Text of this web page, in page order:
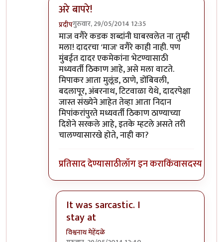
अरे बापरे!
प्रदीपगुरुवार, 29/05/2014 12:35
In reply toदादरकरांनी माज दाखवायचे दिवस
माज वगैरे कडक शब्दांनी घाबरवलेत ना तुम्ही
मला! दादरचा 'माज' वगैरे काही नाही. पण
मुंबईत दादर एकमेकांना भेटण्यासाठी
मध्यवर्ती ठिकाण आहे, असे मला वाटते.
मिपाकर आता मुलूंड, ठाणे, डोंबिवली,
बदलापूर, अंबरनाथ, टिटवाळा येथे, दादरपेक्षा
जास्त संख्येने आहेत तेव्हा आता निदान
मिपांकरांपुरते मध्यवर्ती ठिकाण ठाण्याच्या
दिशेने सरकले आहे, इतके म्हटले असते तरी
चालण्यासारखे होते, नाही का?
प्रतिसाद देण्यासाठीलॉग इन कराकिंवासदस्य व्हा
It was sarcastic. I
stay at
विश्वनाथ मेहेंदळे